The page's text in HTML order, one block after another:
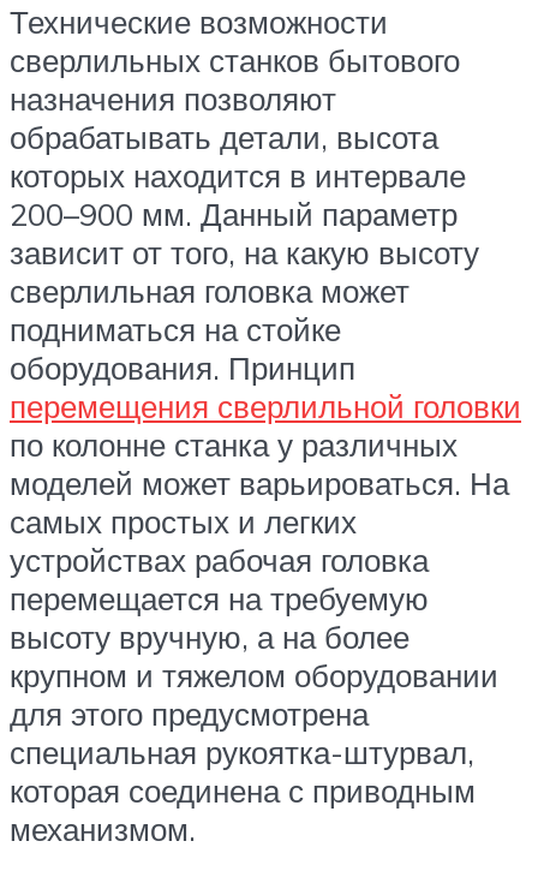
Технические возможности
сверлильных станков бытового
назначения позволяют
обрабатывать детали, высота
которых находится в интервале
200–900 мм. Данный параметр
зависит от того, на какую высоту
сверлильная головка может
подниматься на стойке
оборудования. Принцип
перемещения сверлильной головки
по колонне станка у различных
моделей может варьироваться. На
самых простых и легких
устройствах рабочая головка
перемещается на требуемую
высоту вручную, а на более
крупном и тяжелом оборудовании
для этого предусмотрена
специальная рукоятка-штурвал,
которая соединена с приводным
механизмом.